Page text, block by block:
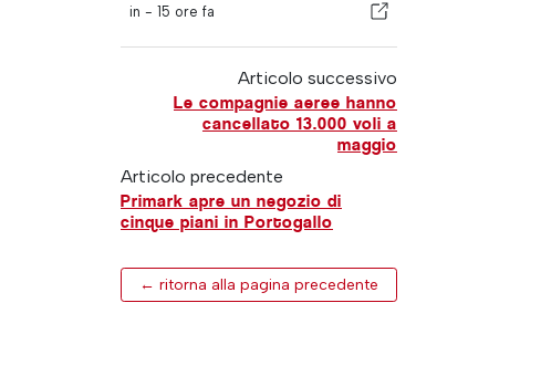
in - 15 ore fa
Articolo successivo
Le compagnie aeree hanno
cancellato 13.000 voli a
maggio
Articolo precedente
Primark apre un negozio di
cinque piani in Portogallo
← ritorna alla pagina precedente